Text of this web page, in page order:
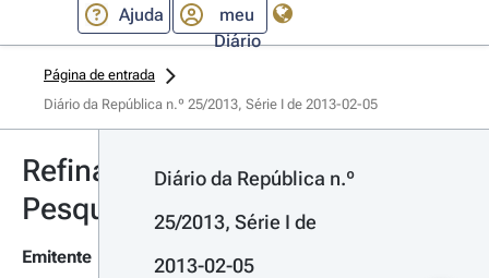
Ajuda
meu
Diário
Página de entrada
Diário da República n.º 25/2013, Série I de 2013-02-05
Refinar
Pesquisa
Emitente
Diário da República n.º
25/2013, Série I de
2013-02-05